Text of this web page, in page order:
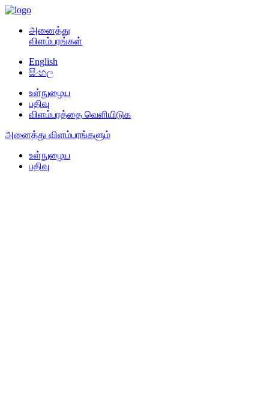
அனைத்து
விளம்பரங்கள்
English
සිංහල
உள்நுழைய
பதிவு
விளம்பரத்தை வெளியிடுக
அனைத்து விளம்பரங்களும்
உள்நுழைய
பதிவு